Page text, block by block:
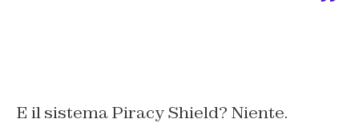
E il sistema Piracy Shield? Niente.